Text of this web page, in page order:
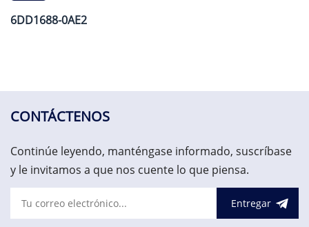
6DD1688-0AE2
CONTÁCTENOS
Continúe leyendo, manténgase informado, suscríbase
y le invitamos a que nos cuente lo que piensa.
Entregar